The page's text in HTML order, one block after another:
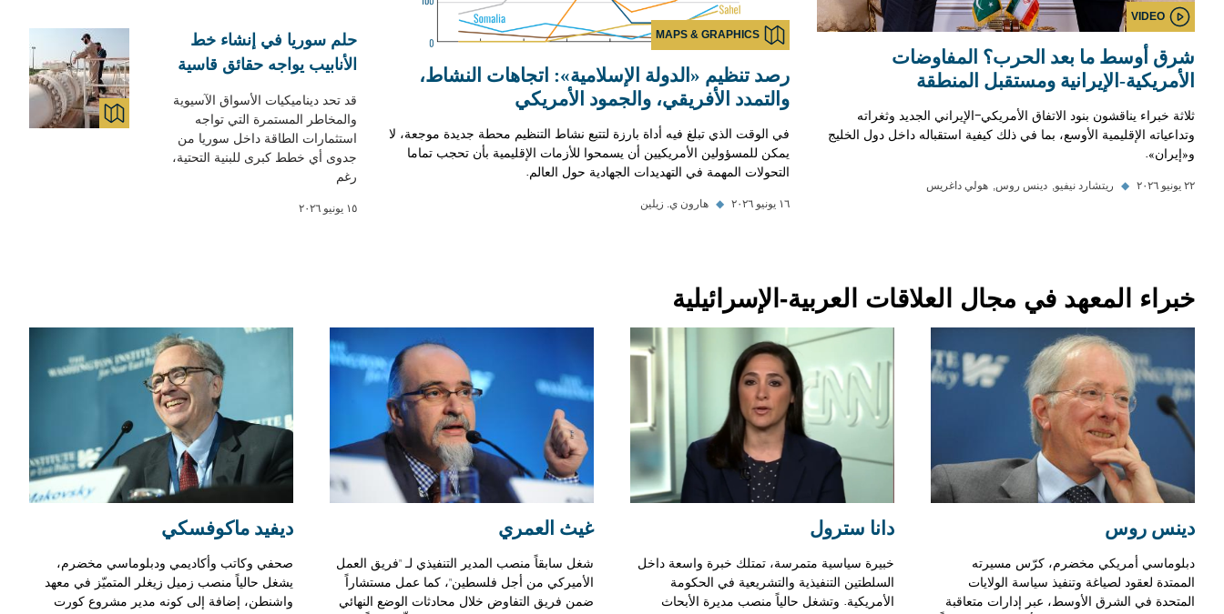
VIDEO
شرق أوسط ما بعد الحرب؟ المفاوضات
الأمريكية-الإيرانية ومستقبل المنطقة
ثلاثة خبراء يناقشون بنود الاتفاق الأمريكي-الإيراني الجديد وثغراته
وتداعياته الإقليمية الأوسع، بما في ذلك كيفية استقباله داخل دول الخليج
و«إيران».
٢٢ يونيو ٢٠٢٦ ◆ ريتشارد نيفيو دينس روس هولي داغريس
MAPS & GRAPHICS
رصد تنظيم «الدولة الإسلامية»: اتجاهات النشاط،
والتمدد الأفريقي، والجمود الأمريكي
في الوقت الذي تبلغ فيه أداة بارزة لتتبع نشاط التنظيم محطة جديدة موجعة، لا
يمكن للمسؤولين الأمريكيين أن يسمحوا للأزمات الإقليمية بأن تحجب تماما
التحولات المهمة في التهديدات الجهادية حول العالم.
١٦ يونيو ٢٠٢٦ ◆ هارون ي. زيلين
MAPS & GRAPHICS
حلم سوريا في إنشاء خط
الأنابيب يواجه حقائق قاسية
قد تحد ديناميكيات الأسواق الآسيوية
والمخاطر المستمرة التي تواجه
استثمارات الطاقة داخل سوريا من
جدوى أي خطط كبرى للبنية التحتية،
رغم
١٥ يونيو ٢٠٢٦
خبراء المعهد في مجال العلاقات العربية-الإسرائيلية
دينس روس
دبلوماسي أمريكي مخضرم، كرّس مسيرته
الممتدة لعقود لصياغة وتنفيذ سياسة الولايات
المتحدة في الشرق الأوسط، عبر إدارات متعاقبة
دانا سترول
خبيرة سياسية متمرسة، تمتلك خبرة واسعة داخل
السلطتين التنفيذية والتشريعية في الحكومة
الأمريكية. وتشغل حالياً منصب مديرة الأبحاث
غيث العمري
شغل سابقاً منصب المدير التنفيذي لـ "فريق العمل
الأميركي من أجل فلسطين"، كما عمل مستشاراً
ضمن فريق التفاوض خلال محادثات الوضع النهائي
ديفيد ماكوفسكي
صحفي وكاتب وأكاديمي ودبلوماسي مخضرم،
يشغل حالياً منصب زميل زيغلر المتميّز في معهد
واشنطن، إضافة إلى كونه مدير مشروع كورت